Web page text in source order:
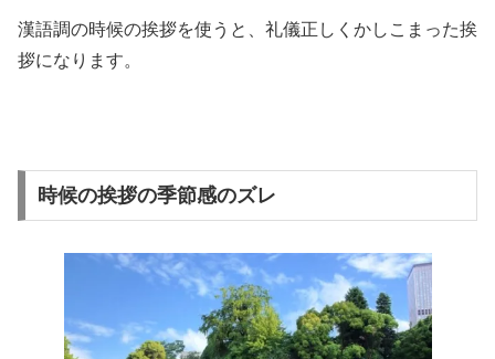
漢語調の時候の挨拶を使うと、礼儀正しくかしこまった挨
拶になります。
時候の挨拶の季節感のズレ